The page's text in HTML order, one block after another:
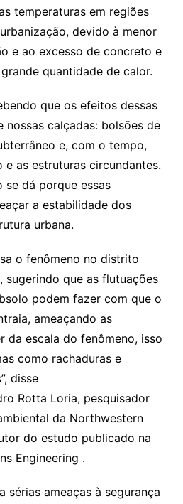
temperaturas em regiões
devido à menor
e ao excesso de concreto e
quantidade de calor.
que os efeitos dessas
nossas calçadas: bolsões de
e, com o tempo,
as estruturas circundantes.
se dá porque essas
a estabilidade dos
urbana.
o fenômeno no distrito
sugerindo que as flutuações
podem fazer com que o
ameaçando as
da escala do fenômeno, isso
como rachaduras e
disse
Rotta Loria, pesquisador
da Northwestern
do estudo publicado na
Engineering .
sérias ameaças à segurança